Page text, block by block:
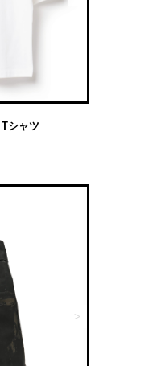
シャツ
>